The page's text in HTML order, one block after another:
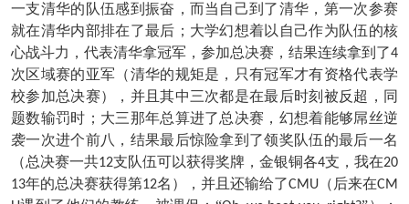
一支清华的队伍感到振奋，而当自己到了清华，第一次参赛
就在清华内部排在了最后；大学幻想着以自己作为队伍的核
心战斗力，代表清华拿冠军，参加总决赛，结果连续拿到了4
次区域赛的亚军（清华的规矩是，只有冠军才有资格代表学
校参加总决赛），并且其中三次都是在最后时刻被反超，同
题数输罚时；大三那年总算进了总决赛，幻想着能够屌丝逆
袭一次进个前八，结果最后惊险拿到了领奖队伍的最后一名
（总决赛一共12支队伍可以获得奖牌，金银铜各4支，我在20
13年的总决赛获得第12名），并且还输给了CMU （后来在CM